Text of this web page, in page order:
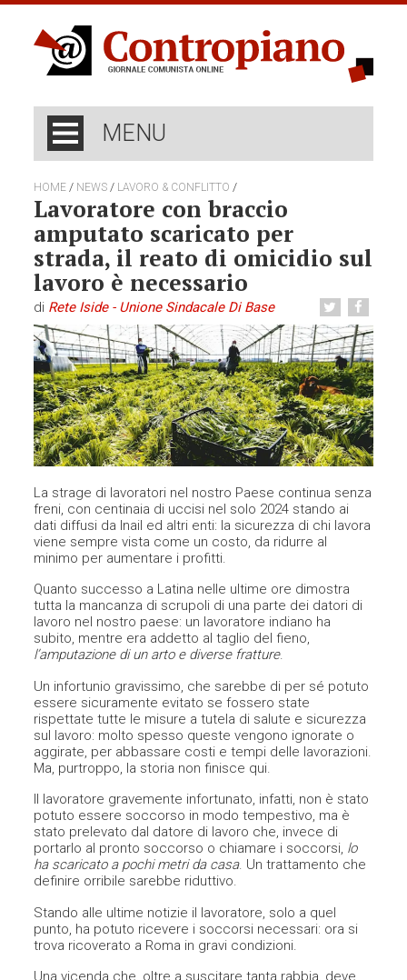
MENU
HOME / NEWS / LAVORO & CONFLITTO /
Lavoratore con braccio
amputato scaricato per
strada, il reato di omicidio sul
lavoro è necessario
di Rete Iside - Unione Sindacale Di Base
La strage di lavoratori nel nostro Paese continua senza
freni, con centinaia di uccisi nel solo 2024 stando ai
dati diffusi da Inail ed altri enti: la sicurezza di chi lavora
viene sempre vista come un costo, da ridurre al
minimo per aumentare i profitti.
Quanto successo a Latina nelle ultime ore dimostra
tutta la mancanza di scrupoli di una parte dei datori di
lavoro nel nostro paese: un lavoratore indiano ha
subito, mentre era addetto al taglio del fieno,
l’amputazione di un arto e diverse fratture.
Un infortunio gravissimo, che sarebbe di per sé potuto
essere sicuramente evitato se fossero state
rispettate tutte le misure a tutela di salute e sicurezza
sul lavoro: molto spesso queste vengono ignorate o
aggirate, per abbassare costi e tempi delle lavorazioni.
Ma, purtroppo, la storia non finisce qui.
Il lavoratore gravemente infortunato, infatti, non è stato
potuto essere soccorso in modo tempestivo, ma è
stato prelevato dal datore di lavoro che, invece di
portarlo al pronto soccorso o chiamare i soccorsi, lo
ha scaricato a pochi metri da casa. Un trattamento che
definire orribile sarebbe riduttivo.
Stando alle ultime notizie il lavoratore, solo a quel
punto, ha potuto ricevere i soccorsi necessari: ora si
trova ricoverato a Roma in gravi condizioni.
Una vicenda che, oltre a suscitare tanta rabbia, deve